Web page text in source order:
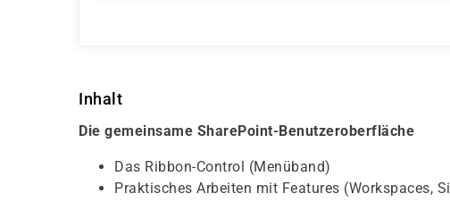
Inhalt
Die gemeinsame SharePoint-Benutzeroberfläche
Das Ribbon-Control (Menüband)
Praktisches Arbeiten mit Features (Workspaces,